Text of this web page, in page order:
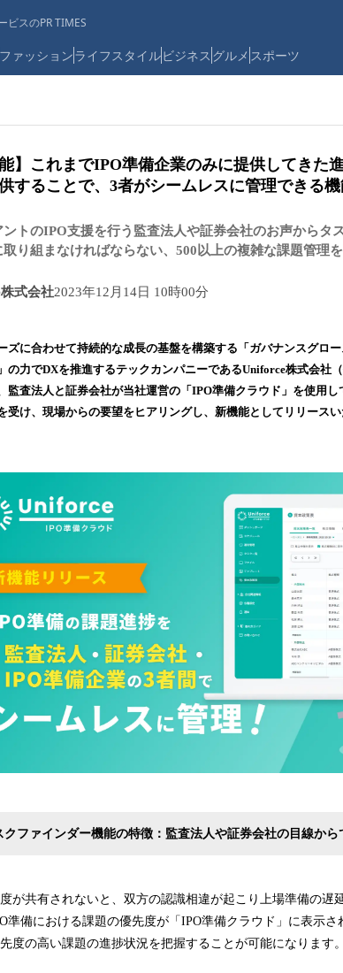
ビスのPR TIMES
ファッションライフスタイルビジネス グルメ スポーツ
能】これまでIPO準備企業のみに提供してきた
することで、3者がシームレスに管理できる機
ントのIPO支援を行う監査法人や証券会社のお声からタ
取り組まなければならない、500以上の複雑な課題管理
式会社2023年12月14日 10時00分
ズに合わせて持続的な成長の基盤を構築する「ガバナンスグロ
の力でDXを推進するテックカンパニーであるUniforce株式会
監査法人と証券会社が当社運営の「IPO準備クラウド」を使用
受け、現場からの要望をヒアリングし、新機能としてリリースい
クファインダー機能の特徴：監査法人や証券会社の目線か
が共有されないと、双方の認識相違が起こり上場準備の遅
準備における課題の優先度が「IPO準備クラウド」に表示
度の高い課題の進捗状況を把握することが可能になります。